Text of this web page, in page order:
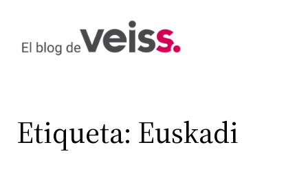
contenido
Etiqueta: Euskadi